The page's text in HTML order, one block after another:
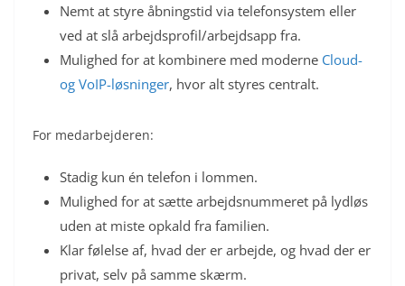
Nemt at styre åbningstid via telefonsystem eller
ved at slå arbejdsprofil/arbejdsapp fra.
Mulighed for at kombinere med moderne Cloud-
og VoIP-løsninger, hvor alt styres centralt.
For medarbejderen:
Stadig kun én telefon i lommen.
Mulighed for at sætte arbejdsnummeret på lydløs
uden at miste opkald fra familien.
Klar følelse af, hvad der er arbejde, og hvad der er
privat, selv på samme skærm.